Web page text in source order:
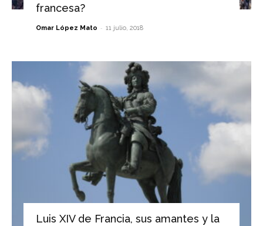
francesa?
Omar López Mato - 11 julio, 2018
Luis XIV de Francia, sus amantes y la